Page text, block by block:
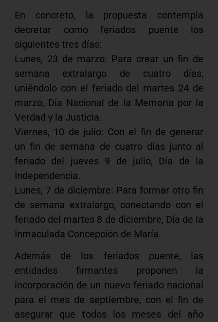
En concreto, la propuesta contempla
decretar como feriados puente los
siguientes tres días:
Lunes, 23 de marzo: Para crear un fin de
semana extralargo de cuatro días,
uniéndolo con el feriado del martes 24 de
marzo, Día Nacional de la Memoria por la
Verdad y la Justicia.
Viernes, 10 de julio: Con el fin de generar
un fin de semana de cuatro días junto al
feriado del jueves 9 de julio, Día de la
Independencia.
Lunes, 7 de diciembre: Para formar otro fin
de semana extralargo, conectando con el
feriado del martes 8 de diciembre, Día de la
Inmaculada Concepción de María.
Además de los feriados puente, las
entidades firmantes proponen la
incorporación de un nuevo feriado nacional
para el mes de septiembre, con el fin de
asegurar que todos los meses del año